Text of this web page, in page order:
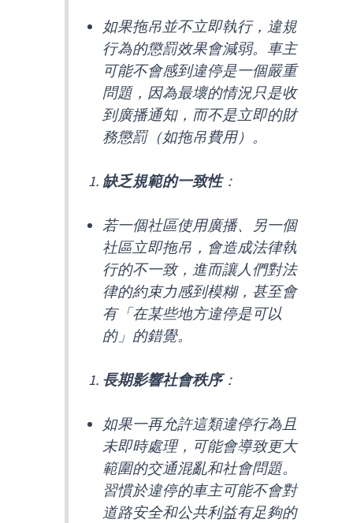
如果拖吊並不立即執行，違規
行為的懲罰效果會減弱。車主
可能不會感到違停是一個嚴重
問題，因為最壞的情況只是收
到廣播通知，而不是立即的財
務懲罰（如拖吊費用）。
缺乏規範的一致性：
若一個社區使用廣播、另一個
社區立即拖吊，會造成法律執
行的不一致，進而讓人們對法
律的約束力感到模糊，甚至會
有「在某些地方違停是可以
的」的錯覺。
長期影響社會秩序：
如果一再允許這類違停行為且
未即時處理，可能會導致更大
範圍的交通混亂和社會問題。
習慣於違停的車主可能不會對
道路安全和公共利益有足夠的